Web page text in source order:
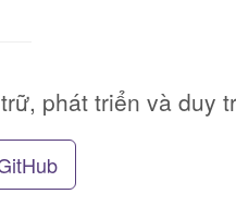
phát triển và duy